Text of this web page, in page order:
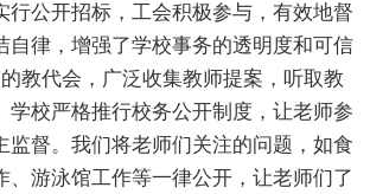
行公开招标，工会积极参与，有效地督
自律，增强了学校事务的透明度和可信
教代会，广泛收集教师提案，听取教
学校严格推行校务公开制度，让老师参
监督。我们将老师们关注的问题，如食
、游泳馆工作等一律公开，让老师们了